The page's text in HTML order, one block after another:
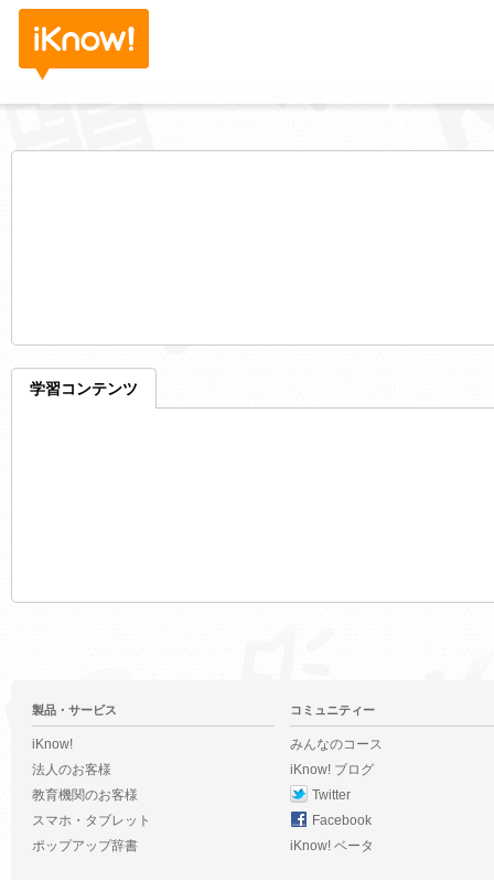
学習コンテンツ
製品・サービス
iKnow!
法人のお客様
教育機関のお客様
スマホ・タブレット
ポップアップ辞書
コミュニティー
みんなのコース
iKnow! ブログ
Twitter
Facebook
iKnow! ベータ